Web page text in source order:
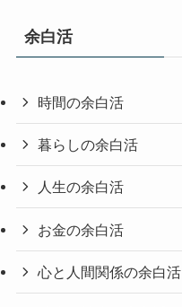
余白活
時間の余白活
暮らしの余白活
人生の余白活
お金の余白活
心と人間関係の余白活